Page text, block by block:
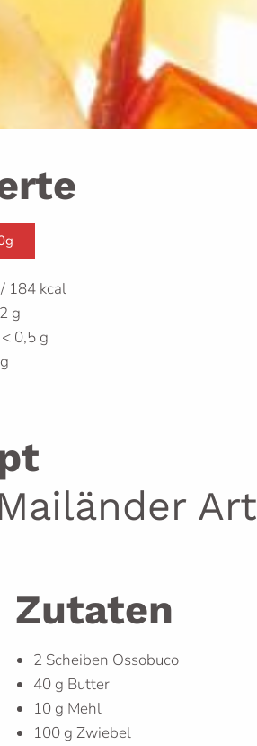
184 kcal
g
0,5 g
Art
Zutaten
2 Scheiben Ossobuco
40 g Butter
10 g Mehl
100 g Zwiebel